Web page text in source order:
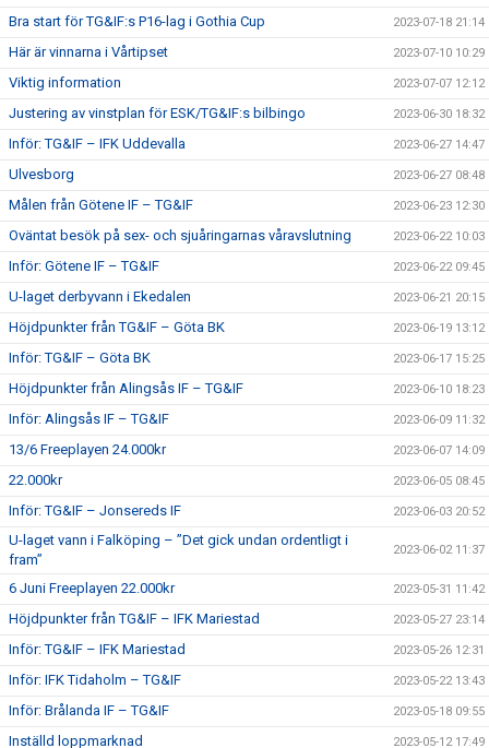
Bra start för TG&IF:s P16-lag i Gothia Cup 2023-07-18 21:14
Här är vinnarna i Vårtipset 2023-07-10 10:29
Viktig information 2023-07-07 12:12
Justering av vinstplan för ESK/TG&IF:s bilbingo 2023-06-30 18:32
Inför: TG&IF – IFK Uddevalla 2023-06-27 14:47
Ulvesborg 2023-06-27 08:48
Målen från Götene IF – TG&IF 2023-06-23 12:30
Oväntat besök på sex- och sjuåringarnas våravslutning 2023-06-22 10:03
Inför: Götene IF – TG&IF 2023-06-22 09:45
U-laget derbyvann i Ekedalen 2023-06-21 20:15
Höjdpunkter från TG&IF – Göta BK 2023-06-19 13:12
Inför: TG&IF – Göta BK 2023-06-17 15:25
Höjdpunkter från Alingsås IF – TG&IF 2023-06-10 18:23
Inför: Alingsås IF – TG&IF 2023-06-09 11:32
13/6 Freeplayen 24.000kr 2023-06-07 14:09
22.000kr 2023-06-05 08:45
Inför: TG&IF – Jonsereds IF 2023-06-03 20:52
U-laget vann i Falköping – ”Det gick undan ordentligt i
fram”
2023-06-02 11:37
6 Juni Freeplayen 22.000kr 2023-05-31 11:42
Höjdpunkter från TG&IF – IFK Mariestad 2023-05-27 23:14
Inför: TG&IF – IFK Mariestad 2023-05-26 12:31
Inför: IFK Tidaholm – TG&IF 2023-05-22 13:43
Inför: Brålanda IF – TG&IF 2023-05-18 09:55
Inställd loppmarknad 2023-05-12 17:49